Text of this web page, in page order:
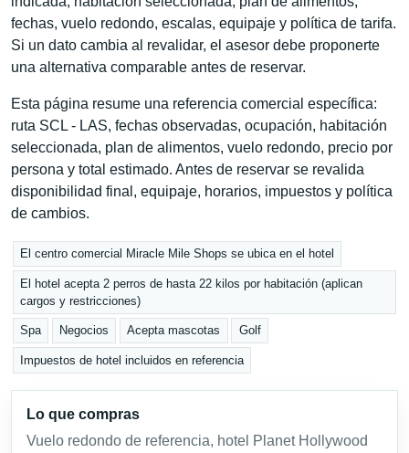
fechas, vuelo redondo, escalas, equipaje y política de tarifa.
Si un dato cambia al revalidar, el asesor debe proponerte
una alternativa comparable antes de reservar.
Esta página resume una referencia comercial específica:
ruta SCL - LAS, fechas observadas, ocupación, habitación
seleccionada, plan de alimentos, vuelo redondo, precio por
persona y total estimado. Antes de reservar se revalida
disponibilidad final, equipaje, horarios, impuestos y política
de cambios.
El centro comercial Miracle Mile Shops se ubica en el hotel
El hotel acepta 2 perros de hasta 22 kilos por habitación (aplican
cargos y restricciones)
Spa Negocios Acepta mascotas Golf
Impuestos de hotel incluidos en referencia
Lo que compras
Vuelo redondo de referencia, hotel Planet Hollywood